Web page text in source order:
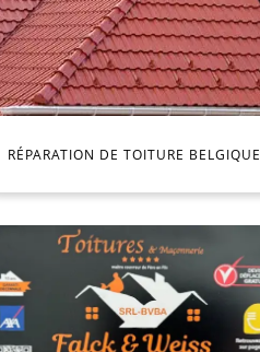
RÉPARATION DE TOITURE BELGIQUE